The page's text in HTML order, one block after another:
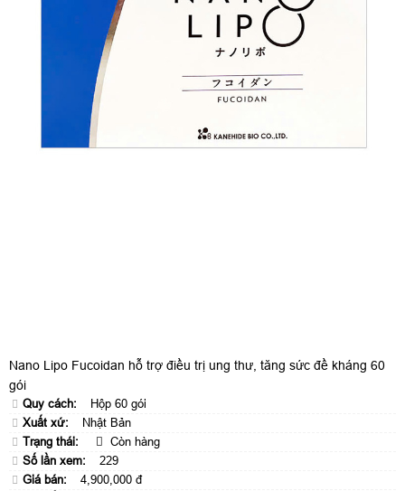
Nano Lipo Fucoidan hỗ trợ điều trị ung thư, tăng sức đề kháng 60
gói
Quy cách:
Hộp 60 gói
Xuất xứ:
Nhật Bản
Trạng thái:
Còn hàng
Số lần xem:
229
Giá bán:
4,900,000 đ